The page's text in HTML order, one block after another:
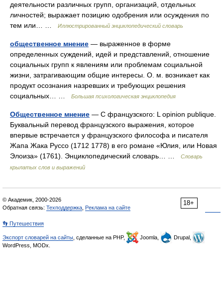
деятельности различных групп, организаций, отдельных
личностей; выражает позицию одобрения или осуждения по
тем или… …
Иллюстрированный энциклопедический словарь
общественное мнение — выраженное в форме
определенных суждений, идей и представлений, отношение
социальных групп к явлениям или проблемам социальной
жизни, затрагивающим общие интересы. О. м. возникает как
продукт осознания назревших и требующих решения
социальных… …
Большая психологическая энциклопедия
Общественное мнение — С французского: L opinion publique.
Буквальный перевод французского выражения, которое
впервые встречается у французского философа и писателя
Жапа Жака Руссо (1712 1778) в его романе «Юлия, или Новая
Элоиза» (1761). Энциклопедический словарь… …
Словарь
крылатых слов и выражений
18+
© Академик, 2000-2026
Обратная связь: Техподдержка Реклама на сайте
👣 Путешествия
Экспорт словарей на сайты , сделанные на PHP, Joomla,
Drupal,
WordPress, MODx.